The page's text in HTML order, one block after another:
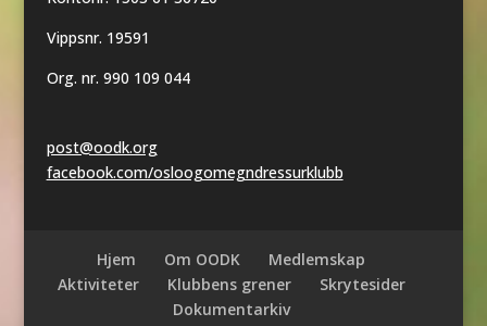
Vippsnr. 19591
Org. nr. 990 109 044
post@oodk.org
facebook.com/osloogomegndressurklubb
Hjem Om OODK
Medlemskap
Aktiviteter
Klubbens grener
Skrytesider
Dokumentarkiv